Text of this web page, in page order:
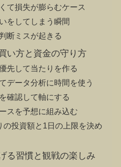
て損失が膨らむケース
をしてしまう瞬間
断ミスが起きる
い方と資金の守り方
先して当たりを作る
データ分析に時間を使う
確認して軸にする
スを予想に組み込む
の投資額と1日の上限を決め
る習慣と観戦の楽しみ